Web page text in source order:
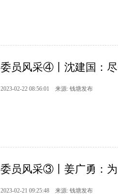
委员风采④丨沈建国：
2023-02-22 08:56:01 来源: 钱塘发布
委员风采③丨姜广勇：
2023-02-21 09:25:48 来源: 钱塘发布